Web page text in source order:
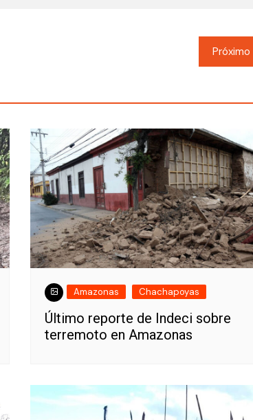
Próximo
Amazonas Chachapoyas
Último reporte de Indeci sobre
terremoto en Amazonas